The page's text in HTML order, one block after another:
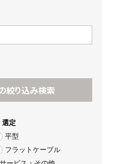
絞り込み検索
定
平型
フラットケーブル